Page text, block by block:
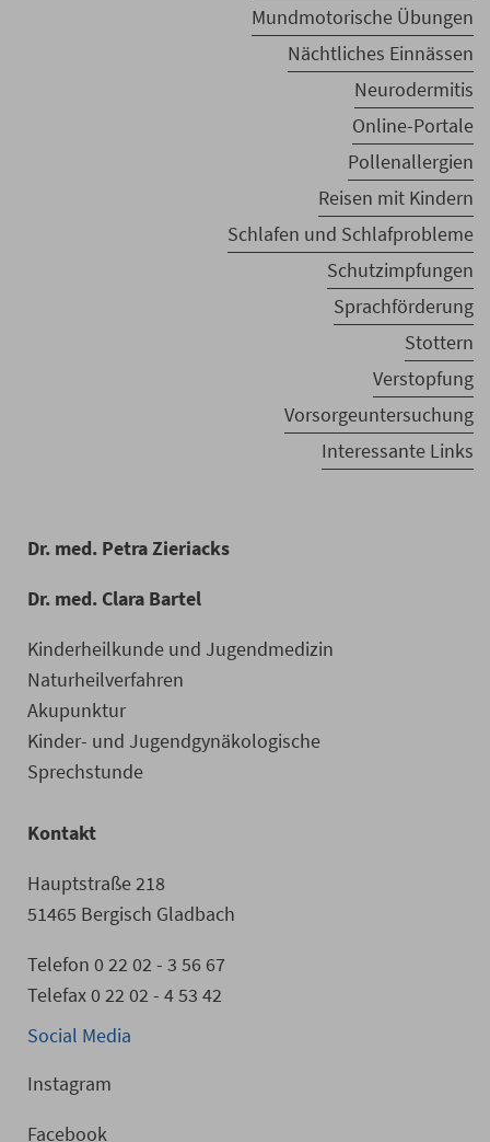
Mundmotorische Übungen
Nächtliches Einnässen
Neurodermitis
Online-Portale
Pollenallergien
Reisen mit Kindern
Schlafen und Schlafprobleme
Schutzimpfungen
Sprachförderung
Stottern
Verstopfung
Vorsorgeuntersuchung
Interessante Links
Dr. med. Petra Zieriacks
Dr. med. Clara Bartel
Kinderheilkunde und Jugendmedizin
Naturheilverfahren
Akupunktur
Kinder- und Jugendgynäkologische
Sprechstunde
Kontakt
Hauptstraße 218
51465 Bergisch Gladbach
Telefon 0 22 02 - 3 56 67
Telefax 0 22 02 - 4 53 42
Social Media
Instagram
Facebook